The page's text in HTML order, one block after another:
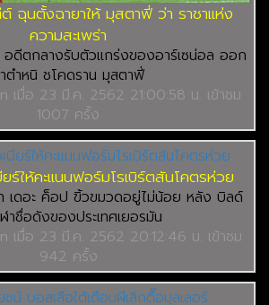
ฉุนตั้งฉายาให้ มุสตาฟี่ ว่า ราชาแห่ง
ความสะเพร่า
อดีตกลางรับตัวแกร่งของ​อาร์เซน่อล ออก
ตำหนิ ชโคดราน มุสตาฟี่
เมื่อ 23 มี.ค. 2562 21:00:58 น. เข้าชม
1007 ครั้ง
ยร์ให้คะแนนฟอร์มโรเบิร์ตสันโคตรห่วย
า เดอะ ค็อป ขิ้วขมวดอยู่ไม่น้อย หลัง บิลด์
าชื่อดังของประเทศเยอรมัน
เมื่อ 23 มี.ค. 2562 20:12:46 น. เข้าชม
942 ครั้ง